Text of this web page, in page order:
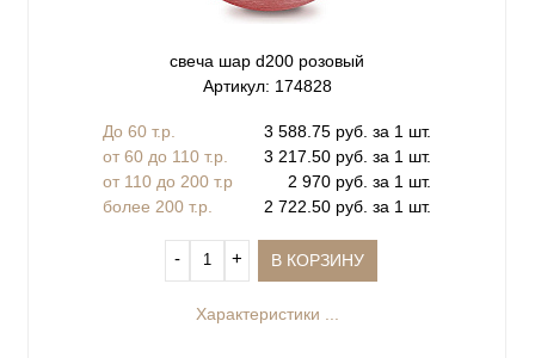
свеча шар d200 розовый
Артикул: 174828
До 60 т.р.
3 588.75 руб. за 1 шт.
от 60 до 110 т.р.
3 217.50 руб. за 1 шт.
от 110 до 200 т.р
2 970 руб. за 1 шт.
более 200 т.р.
2 722.50 руб. за 1 шт.
‐ + В КОРЗИНУ
Характеристики ...